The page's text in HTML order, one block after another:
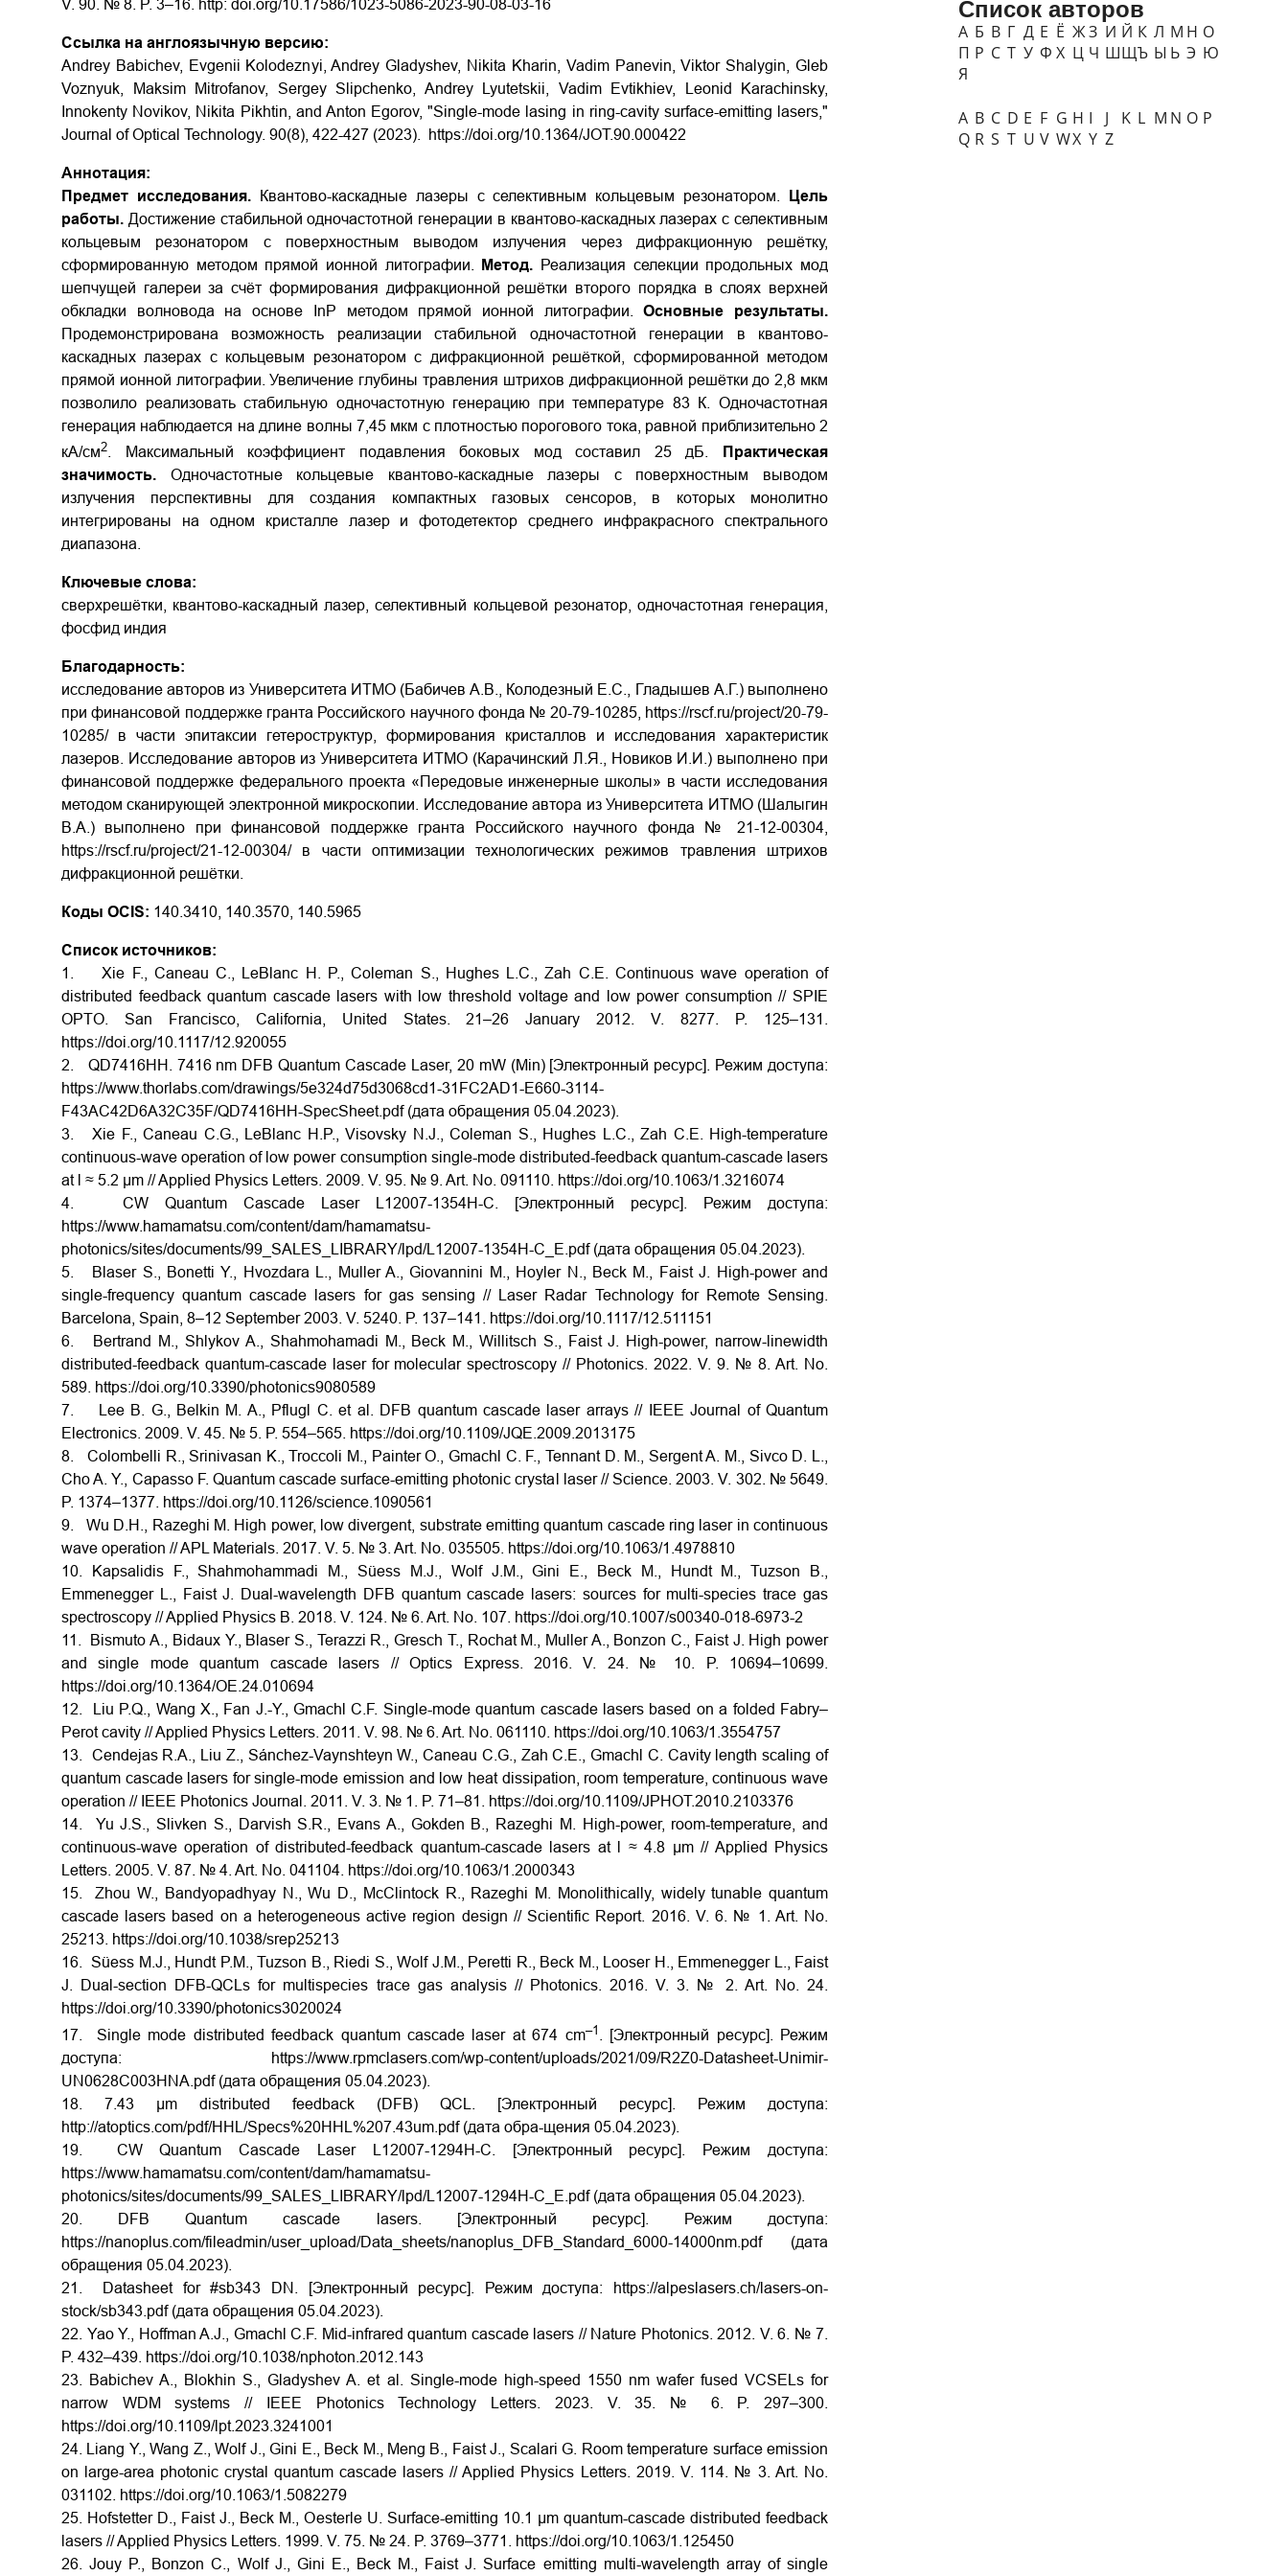
V. 90. № 8. P. 3–16. http: doi.org/10.17586/1023-5086-2023-90-08-03-16
Ссылка на англоязычную версию:
Andrey Babichev, Evgenii Kolodeznyi, Andrey Gladyshev, Nikita Kharin, Vadim Panevin, Viktor Shalygin, Gleb
Voznyuk, Maksim Mitrofanov, Sergey Slipchenko, Andrey Lyutetskii, Vadim Evtikhiev, Leonid Karachinsky,
Innokenty Novikov, Nikita Pikhtin, and Anton Egorov, "Single-mode lasing in ring-cavity surface-emitting lasers,"
Journal of Optical Technology. 90(8), 422-427 (2023).
https://doi.org/10.1364/JOT.90.000422
Аннотация:
Предмет исследования.
Квантово-каскадные лазеры с селективным кольцевым резонатором.
Цель
работы. Достижение стабильной одночастотной генерации в квантово-каскадных лазерах с селективным
кольцевым резонатором с поверхностным выводом излучения через дифракционную решётку,
сформированную методом прямой ионной литографии.
Метод. Реализация селекции продольных мод
шепчущей галереи за счёт формирования дифракционной решётки второго порядка в слоях верхней
обкладки волновода на основе InP методом прямой ионной литографии.Основные результаты.
Продемонстрирована возможность реализации стабильной одночастотной генерации в квантово-
каскадных лазерах с кольцевым резонатором с дифракционной решёткой, сформированной методом
прямой ионной литографии. Увеличение глубины травления штрихов дифракционной решётки до 2,8 мкм
позволило реализовать стабильную одночастотную генерацию при температуре 83 К. Одночастотная
генерация наблюдается на длине волны 7,45 мкм c плотностью порогового тока, равной приблизительно 2
кА/см2 . Максимальный коэффициент подавления боковых мод составил 25 дБ.
Практическая
значимость. Одночастотные кольцевые квантово-каскадные лазеры с поверхностным выводом
излучения перспективны для создания компактных газовых сенсоров, в которых монолитно
интегрированы на одном кристалле лазер и фотодетектор среднего инфракрасного спектрального
диапазона.
Ключевые слова:
сверхрешётки, квантово-каскадный лазер, селективный кольцевой резонатор, одночастотная генерация,
фосфид индия
Благодарность:
исследование авторов из Университета ИТМО (Бабичев А.В., Колодезный Е.С., Гладышев А.Г.) выполнено
при финансовой поддержке гранта Российского научного фонда № 20-79-10285, https://rscf.ru/project/20-79-
10285/ в части эпитаксии гетероструктур, формирования кристаллов и исследования характеристик
лазеров. Исследование авторов из Университета ИТМО (Карачинский Л.Я., Новиков И.И.) выполнено при
финансовой поддержке федерального проекта «Передовые инженерные школы» в части исследования
методом сканирующей электронной микроскопии. Исследование автора из Университета ИТМО (Шалыгин
В.А.) выполнено при финансовой поддержке гранта Российского научного фонда № 21-12-00304,
https://rscf.ru/project/21-12-00304/ в части оптимизации технологических режимов травления штрихов
дифракционной решётки.
Коды OCIS: 140.3410, 140.3570, 140.5965
Список источников:
1. Xie F., Caneau C., LeBlanc H. P., Coleman S., Hughes L.C., Zah C.E. Continuous wave operation of
distributed feedback quantum cascade lasers with low threshold voltage and low power consumption // SPIE
OPTO. San Francisco, California, United States. 21–26 January 2012. V. 8277. P. 125–131.
https://doi.org/10.1117/12.920055
2. QD7416HH. 7416 nm DFB Quantum Cascade Laser, 20 mW (Min) [Электронный ресурс]. Режим доступа:
https://www.thorlabs.com/drawings/5e324d75d3068cd1-31FC2AD1-E660-3114-
F43AC42D6A32C35F/QD7416HH-SpecSheet.pdf (дата обращения 05.04.2023).
3. Xie F., Caneau C.G., LeBlanc H.P., Visovsky N.J., Coleman S., Hughes L.C., Zah C.E. High-temperature
continuous-wave operation of low power consumption single-mode distributed-feedback quantum-cascade lasers
at l ≈ 5.2 µm // Applied Physics Letters. 2009. V. 95. № 9. Art. No. 091110. https://doi.org/10.1063/1.3216074
4. CW Quantum Cascade Laser L12007-1354H-C. [Электронный ресурс]. Режим доступа:
https://www.hamamatsu.com/content/dam/hamamatsu-
photonics/sites/documents/99_SALES_LIBRARY/lpd/L12007-1354H-C_E.pdf (дата обращения 05.04.2023).
5. Blaser S., Bonetti Y., Hvozdara L., Muller A., Giovannini M., Hoyler N., Beck M., Faist J. High-power and
single-frequency quantum cascade lasers for gas sensing // Laser Radar Technology for Remote Sensing.
Barcelona, Spain, 8–12 September 2003. V. 5240. P. 137–141. https://doi.org/10.1117/12.511151
6. Bertrand M., Shlykov A., Shahmohamadi M., Beck M., Willitsch S., Faist J. High-power, narrow-linewidth
distributed-feedback quantum-cascade laser for molecular spectroscopy // Photonics. 2022. V. 9. № 8. Art. No.
589. https://doi.org/10.3390/photonics9080589
7. Lee B. G., Belkin M. A., Pflugl C. et al. DFB quantum cascade laser arrays // IEEE Journal of Quantum
Electronics. 2009. V. 45. № 5. P. 554–565. https://doi.org/10.1109/JQE.2009.2013175
8. Colombelli R., Srinivasan K., Troccoli M., Painter O., Gmachl C. F., Tennant D. M., Sergent A. M., Sivco D. L.,
Cho A. Y., Capasso F. Quantum cascade surface-emitting photonic crystal laser // Science. 2003. V. 302. № 5649.
P. 1374–1377. https://doi.org/10.1126/science.1090561
9. Wu D.H., Razeghi M. High power, low divergent, substrate emitting quantum cascade ring laser in continuous
wave operation // APL Materials. 2017. V. 5. № 3. Art. No. 035505. https://doi.org/10.1063/1.4978810
10. Kapsalidis F., Shahmohammadi M., Süess M.J., Wolf J.M., Gini E., Beck M., Hundt M., Tuzson B.,
Emmenegger L., Faist J. Dual-wavelength DFB quantum cascade lasers: sources for multi-species trace gas
spectroscopy // Applied Physics B. 2018. V. 124. № 6. Art. No. 107. https://doi.org/10.1007/s00340-018-6973-2
11. Bismuto A., Bidaux Y., Blaser S., Terazzi R., Gresch T., Rochat M., Muller A., Bonzon C., Faist J. High power
and single mode quantum cascade lasers // Optics Express. 2016. V. 24. № 10. P. 10694–10699.
https://doi.org/10.1364/OE.24.010694
12. Liu P.Q., Wang X., Fan J.-Y., Gmachl C.F. Single-mode quantum cascade lasers based on a folded Fabry–
Perot cavity // Applied Physics Letters. 2011. V. 98. № 6. Art. No. 061110. https://doi.org/10.1063/1.3554757
13. Cendejas R.A., Liu Z., Sánchez-Vaynshteyn W., Caneau C.G., Zah C.E., Gmachl C. Cavity length scaling of
quantum cascade lasers for single-mode emission and low heat dissipation, room temperature, continuous wave
operation // IEEE Photonics Journal. 2011. V. 3. № 1. P. 71–81. https://doi.org/10.1109/JPHOT.2010.2103376
14. Yu J.S., Slivken S., Darvish S.R., Evans A., Gokden B., Razeghi M. High-power, room-temperature, and
continuous-wave operation of distributed-feedback quantum-cascade lasers at l ≈ 4.8 µm // Applied Physics
Letters. 2005. V. 87. № 4. Art. No. 041104. https://doi.org/10.1063/1.2000343
15. Zhou W., Bandyopadhyay N., Wu D., McClintock R., Razeghi M. Monolithically, widely tunable quantum
cascade lasers based on a heterogeneous active region design // Scientific Report. 2016. V. 6. № 1. Art. No.
25213. https://doi.org/10.1038/srep25213
16. Süess M.J., Hundt P.M., Tuzson B., Riedi S., Wolf J.M., Peretti R., Beck M., Looser H., Emmenegger L., Faist
J. Dual-section DFB-QCLs for multispecies trace gas analysis // Photonics. 2016. V. 3. № 2. Art. No. 24.
https://doi.org/10.3390/photonics3020024
17. Single mode distributed feedback quantum cascade laser at 674 cm–1
. [Электронный ресурс]. Режим
доступа: https://www.rpmclasers.com/wp-content/uploads/2021/09/R2Z0-Datasheet-Unimir-
UN0628C003HNA.pdf (дата обращения 05.04.2023).
18. 7.43 µm distributed feedback (DFB) QCL. [Электронный ресурс]. Режим доступа:
http://atoptics.com/pdf/HHL/Specs%20HHL%207.43um.pdf (дата обра-щения 05.04.2023).
19. CW Quantum Cascade Laser L12007-1294H-C. [Электронный ресурс]. Режим доступа:
https://www.hamamatsu.com/content/dam/hamamatsu-
photonics/sites/documents/99_SALES_LIBRARY/lpd/L12007-1294H-C_E.pdf (дата обращения 05.04.2023).
20. DFB Quantum cascade lasers. [Электронный ресурс]. Режим доступа:
https://nanoplus.com/fileadmin/user_upload/Data_sheets/nanoplus_DFB_Standard_6000-14000nm.pdf (дата
обращения 05.04.2023).
21. Datasheet for #sb343 DN. [Электронный ресурс]. Режим доступа: https://alpeslasers.ch/lasers-on-
stock/sb343.pdf (дата обращения 05.04.2023).
22. Yao Y., Hoffman A.J., Gmachl C.F. Mid-infrared quantum cascade lasers // Nature Photonics. 2012. V. 6. № 7.
P. 432–439. https://doi.org/10.1038/nphoton.2012.143
23. Babichev A., Blokhin S., Gladyshev A. et al. Single-mode high-speed 1550 nm wafer fused VCSELs for
narrow WDM systems // IEEE Photonics Technology Letters. 2023. V. 35. № 6. P. 297–300.
https://doi.org/10.1109/lpt.2023.3241001
24. Liang Y., Wang Z., Wolf J., Gini E., Beck M., Meng B., Faist J., Scalari G. Room temperature surface emission
on large-area photonic crystal quantum cascade lasers // Applied Physics Letters. 2019. V. 114. № 3. Art. No.
031102. https://doi.org/10.1063/1.5082279
25. Hofstetter D., Faist J., Beck M., Oesterle U. Surface-emitting 10.1 µm quantum-cascade distributed feedback
lasers // Applied Physics Letters. 1999. V. 75. № 24. P. 3769–3771. https://doi.org/10.1063/1.125450
26. Jouy P., Bonzon C., Wolf J., Gini E., Beck M., Faist J. Surface emitting multi-wavelength array of single
Список авторов
А Б В Г Д Е Ё ЖЗ И Й К Л М Н О
П Р С Т У Ф Х Ц Ч ШЩЪ Ы Ь Э Ю
Я
A B C D E F G H I J K L M N O P
Q R S T U V WX Y Z